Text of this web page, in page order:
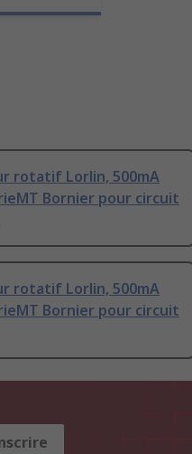
rotatif Lorlin, 500mA
Bornier pour circuit
rotatif Lorlin, 500mA
Bornier pour circuit